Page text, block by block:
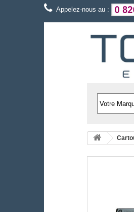
Appelez-nous au :